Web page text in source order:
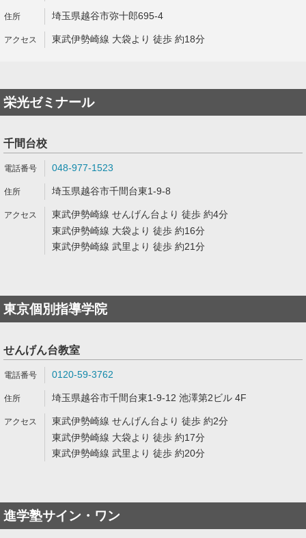
埼玉県越谷市弥十郎695-4
東武伊勢崎線 大袋より 徒歩 約18分
栄光ゼミナール
千間台校
048-977-1523
埼玉県越谷市千間台東1-9-8
東武伊勢崎線 せんげん台より 徒歩 約4分
東武伊勢崎線 大袋より 徒歩 約16分
東武伊勢崎線 武里より 徒歩 約21分
東京個別指導学院
せんげん台教室
0120-59-3762
埼玉県越谷市千間台東1-9-12 池澤第2ビル 4F
東武伊勢崎線 せんげん台より 徒歩 約2分
東武伊勢崎線 大袋より 徒歩 約17分
東武伊勢崎線 武里より 徒歩 約20分
進学塾サイン・ワン